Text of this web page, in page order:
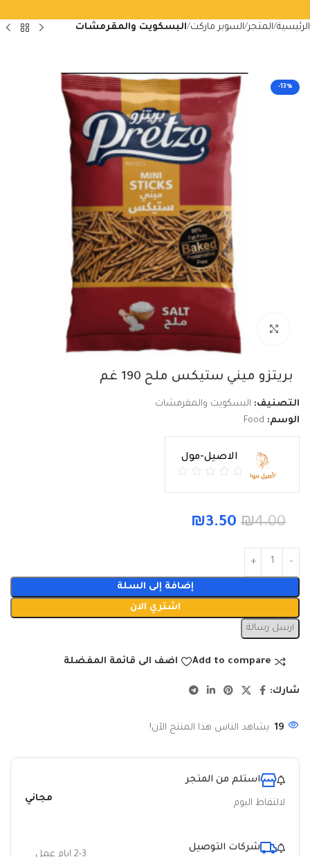
الرئيسية المتجر السوبر ماركت البسكويت والمقرمشات
-13%
Click to enlarge
بريتزو ميني ستيكس ملح 190 غم
التصنيف: البسكويت والمقرمشات
الوسم: Food
الاصيل-مول
₪4.00
₪3.50
إضافة إلى السلة
اشتري الان
ارسل رسالة
Add to compare اضف الى قائمة المفضلة
شارك:
19 يشاهد الناس هذا المنتج الآن!
استلم من المتجر
لالتقاط اليوم مجاني
شركات التوصيل
2-3 ايام عمل